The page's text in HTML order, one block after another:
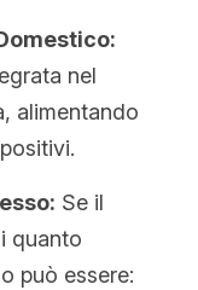
nel
alimentando
Se il
quanto
può essere: